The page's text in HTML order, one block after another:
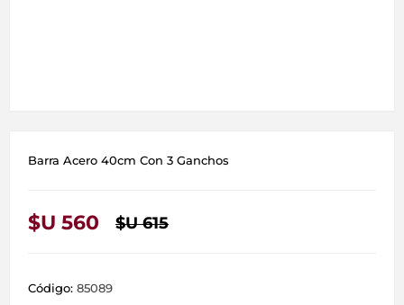
Barra Acero 40cm Con 3 Ganchos
$U 560 $U 615
Código: 85089